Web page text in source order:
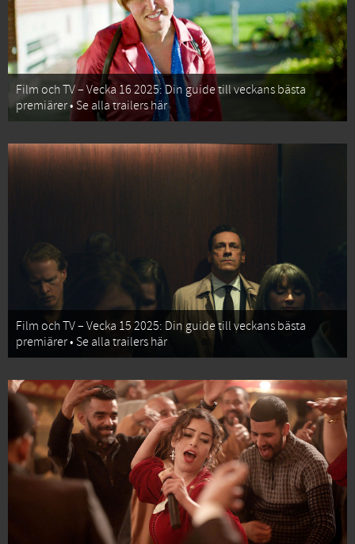
Film och TV – Vecka 16 2025: Din guide till veckans bästa
premiärer • Se alla trailers här
Film och TV – Vecka 15 2025: Din guide till veckans bästa
premiärer • Se alla trailers här